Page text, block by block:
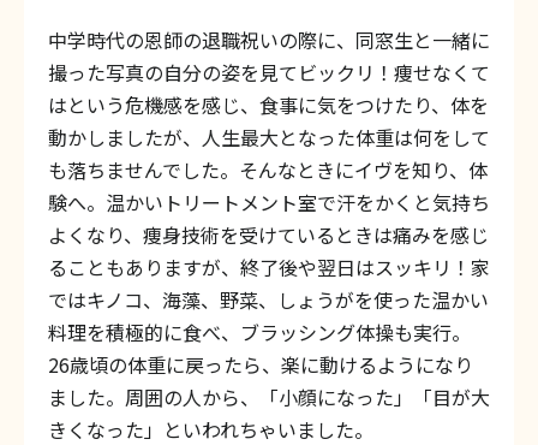
中学時代の恩師の退職祝いの際に、同窓生と一緒に
撮った写真の自分の姿を見てビックリ！痩せなくて
はという危機感を感じ、食事に気をつけたり、体を
動かしましたが、人生最大となった体重は何をして
も落ちませんでした。そんなときにイヴを知り、体
験へ。温かいトリートメント室で汗をかくと気持ち
よくなり、痩身技術を受けているときは痛みを感じ
ることもありますが、終了後や翌日はスッキリ！家
ではキノコ、海藻、野菜、しょうがを使った温かい
料理を積極的に食べ、ブラッシング体操も実行。
26歳頃の体重に戻ったら、楽に動けるようになり
ました。周囲の人から、「小顔になった」「目が大
きくなった」といわれちゃいました。